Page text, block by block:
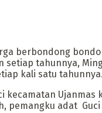
berbondong
setiap tahunnya,
kali satu
kecamatan
pemangku adat